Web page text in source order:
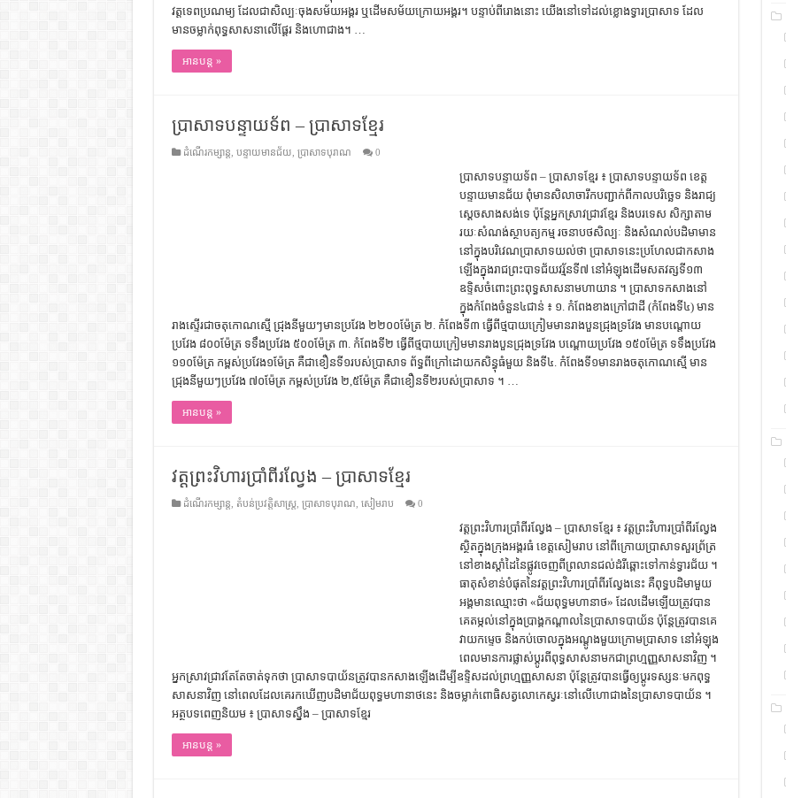
វត្ត​ទេពប្រណម្យ​ ដែល​ជា​សិល្បៈ​ចុង​​សម័យ​អង្គរ ឬ​ដើម​សម័យ​ក្រោយ​អង្គរ។ បន្ទាប់​ពី​រោង​នោះ យើង​នៅ​ទៅ​ដល់​ខ្លោង​ទ្វារ​ប្រាសាទ​ ដែល​
មាន​ចម្លាក់​​ពុទ្ធ​សាសនា​លើ​ផ្ដែរ និង​ហោជាង។ …
អានបន្ត »
ប្រាសាទបន្ទាយទ័ព – ប្រាសាទខ្មែរ
ដំណើរកម្សាន្ត បន្ទាយមានជ័យ ប្រាសាទបុរាណ 0
ប្រាសាទបន្ទាយទ័ព – ប្រាសាទខ្មែរ ៖ ប្រាសាទបន្ទាយទ័ព ខេត្ត
បន្ទាយមានជ័យ​ ពុំមាន​សិលាចារឹក​បញ្ជាក់​ពី​កាលបរិច្ឆេទ និង​រាជ្យ​
ស្ដេច​សាងសង់​ទេ ប៉ុន្តែ​អ្នកស្រាវជ្រាវ​ខ្មែរ និង​បរទេស សិក្សា​តាម​
រយៈ​សំណង់​ស្ថាបត្យកម្ម រចនាបថ​សិល្បៈ និង​សំណល់​បដិមា​មាន​
នៅ​ក្នុង​បរិវេណ​ប្រាសាទ​យល់​ថា ប្រាសាទ​នេះ​ប្រហែលជា​កសាង​
ឡើង​ក្នុង​រាជ​ព្រះបាទ​ជ័យវរ្ម័ន​ទី៧ នៅ​អំឡុង​ដើម​សតវត្ស​ទី​១៣
ឧទ្ទិស​ចំពោះ​ព្រះពុទ្ធសាសនា​មហាយាន ។​ ប្រាសាទ​កសាង​នៅ
ក្នុង​កំពែង​ចំនួន​៤​ជាន់ ៖ ១. កំពែង​ខាងក្រៅ​ជា​ដី (កំពែង​ទី​៤) មាន​
រាង​ស្ទើរ​ជា​ចតុកោណ​ស្មើ ជ្រុង​នីមួយៗ​មាន​ប្រវែង ២២០០​ម៉ែត្រ ២. កំពែង​ទី​៣ ធ្វើ​ពី​ថ្មបាយក្រៀម​មាន​រាង​បួន​ជ្រុង​ទ្រវែង មាន​បណ្ដោយ​
ប្រវែង ៨០០​ម៉ែត្រ ទទឹង​ប្រវែង ៥០០​ម៉ែត្រ ៣. កំពែង​ទី​២ ធ្វើ​ពី​ថ្មបាយក្រៀម​មាន​រាង​បួន​ជ្រុង​ទ្រវែង បណ្ដោយ​ប្រវែង ១៥០​ម៉ែត្រ ទទឹង​ប្រវែង
១១០​ម៉ែត្រ កម្ពស់​ប្រវែង​១​ម៉ែត្រ គឺជា​ខឿន​ទី​១​របស់​ប្រាសាទ ព័ទ្ធ​ពី​ក្រៅ​ដោយ​កសិន្ធុ​ធំ​មួយ និង​ទី​៤. កំពែង​ទី​១​មាន​រាង​ចតុកោណ​ស្មើ មាន​
ជ្រុង​នីមួយៗ​ប្រវែង ៧០​ម៉ែត្រ កម្ពស់​ប្រវែង ២,៥​ម៉ែត្រ គឺជា​ខឿន​ទី​២​របស់​ប្រាសាទ ។​ …
អានបន្ត »
វត្តព្រះវិហារប្រាំពីរល្វែង – ប្រាសាទខ្មែរ
ដំណើរកម្សាន្ត តំបន់ប្រវត្តិសាស្រ្ត, ប្រាសាទបុរាណ សៀមរាប 0
វត្តព្រះវិហារប្រាំពីរល្វែង – ប្រាសាទខ្មែរ ៖ វត្ត​ព្រះវិហារប្រាំពីរល្វែង
ស្ថិត​ក្នុង​ក្រុង​អង្គរធំ ខេត្ត​សៀមរាប នៅ​ពីក្រោយ​ប្រាសាទ​សួរព្រ័ត្រ​
នៅ​ខាងស្ដាំដៃ​នៃ​ផ្លូវ​ចេញ​ពី​ព្រលាន​ជល់ដំរី​ឆ្ពោះ​ទៅ​កាន់​ទ្វារជ័យ ។
ធាតុ​សំខាន់​បំផុត​នៃ​វត្ត​ព្រះវិហារ​ប្រាំពីរ​ល្វែង​នេះ គឺ​ពុទ្ធបដិមា​មួយ​
អង្គ​មាន​ឈ្មោះថា «ជ័យពុទ្ធ​មហានាថ» ដែល​ដើម​ឡើយ​ត្រូវ​បាន​
គេ​តម្កល់​នៅ​ក្នុង​ប្រាង្គ​កណ្ដាល​នៃ​ប្រាសាទ​បាយ័ន ប៉ុន្តែ​ត្រូវ​បាន​គេ​
វាយ​កម្ទេច​ និង​កប់​ចោល​ក្នុង​អណ្ដូង​មួយ​ក្រោម​ប្រាសាទ នៅ​អំឡុង​
ពេល​មាន​ការ​ផ្លាស់ប្ដូរ​ពី​ពុទ្ធសាសនា​មក​ជា​ព្រហ្មញ្ញ​សាសនា​វិញ ។
អ្នក​ស្រាវជ្រាវ​តែ​តែ​ចាត់ទុក​ថា ប្រាសាទ​បាយ័ន​ត្រូវ​បាន​កសាង​ឡើង​ដើម្បី​ឧទ្ទិស​ដល់​ព្រហ្មញ្ញ​សាសនា ប៉ុន្តែ​ត្រូវ​បាន​ធ្វើ​ឲ្យ​ប្ដូរ​ទស្សនៈ​មក​ពុទ្ធ
សាសនា​វិញ ​នៅ​ពេល​ដែល​គេ​រក​ឃើញ​បដិមា​ជ័យពុទ្ធ​មហានាថ​នេះ និង​ចម្លាក់​ពោធិសត្វ​លោកេស្វរៈ​នៅ​លើ​ហោជាង​នៃ​ប្រាសាទ​បាយ័ន ។
អត្ថបទពេញនិយម ៖ ប្រាសាទស្នឹង – ប្រាសាទខ្មែរ
អានបន្ត »